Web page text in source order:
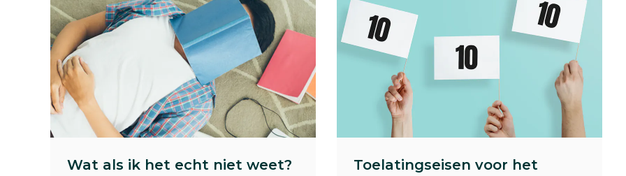
Wat als ik het echt niet weet?
Toelatingseisen voor het